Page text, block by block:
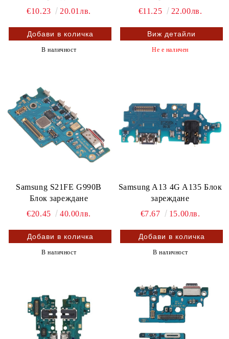
€10.23
20.01лв.
В наличност
€11.25
22.00лв.
Виж детайли
Не е наличен
Samsung S21FE G990B
Блок зареждане
€20.45
40.00лв.
В наличност
Samsung A13 4G A135 Блок
зареждане
€7.67
15.00лв.
В наличност